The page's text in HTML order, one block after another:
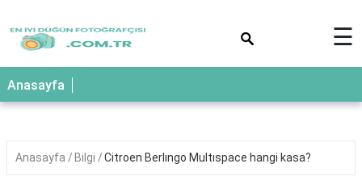
☰
Anasayfa
Anasayfa Bilgi Citroen Berlıngo Multıspace hangi kasa?